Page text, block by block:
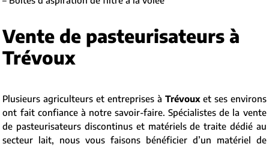
Vente de pasteurisateurs à
Trévoux
Plusieurs agriculteurs et entreprises à Trévouxet ses environs
ont fait confiance à notre savoir-faire. Spécialistes de la vente
de pasteurisateurs discontinus et matériels de traite dédié au
secteur lait, nous vous faisons bénéficier d’un matériel de